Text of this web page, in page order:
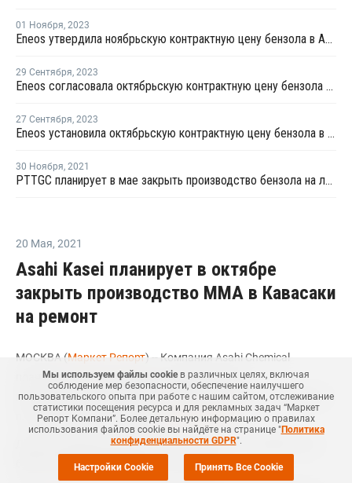
01 Ноября, 2023
Eneos утвердила ноябрьскую контрактную цену бензола в Азии
29 Сентября, 2023
Eneos согласовала октябрьскую контрактную цену бензола в Азии
27 Сентября, 2023
Eneos установила октябрьскую контрактную цену бензола в Азии
30 Ноября, 2021
PTTGC планирует в мае закрыть производство бензола на линии №1 в Таиланде
20 Мая, 2021
Asahi Kasei планирует в октябре
закрыть производство ММА в Кавасаки
на ремонт
МОСКВА (Маркет Репорт) -- Компания Asahi Chemical
планирует в октябре закрыть производство
метилметакрилата (ММА) в Кавасаки (Kawasaki, Япония) на
плановый ремонт, сообщилPolymerupdate.
Данное предприятие мощностью 100 тыс. тонн ММА в год
будет закрыто примерно на три недели.
Мы используем файлы cookieв различных целях, включая
соблюдение мер безопасности, обеспечение наилучшего
пользовательского опыта при работе с нашим сайтом, отслеживание
статистики посещения ресурса и для рекламных задач “Маркет
Репорт Компани”. Более детальную информацию о правилах
использования файлов cookie вы найдёте на странице "Политика
конфиденциальности GDPR".
Настройки Cookie Принять Все Cookie